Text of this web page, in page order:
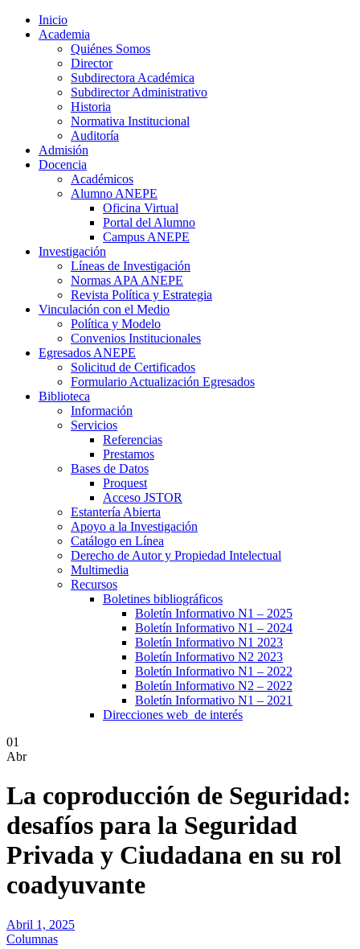
Inicio
Academia
Quiénes Somos
Director
Subdirectora Académica
Subdirector Administrativo
Historia
Normativa Institucional
Auditoría
Admisión
Docencia
Académicos
Alumno ANEPE
Oficina Virtual
Portal del Alumno
Campus ANEPE
Investigación
Líneas de Investigación
Normas APA ANEPE
Revista Política y Estrategia
Vinculación con el Medio
Política y Modelo
Convenios Institucionales
Egresados ANEPE
Solicitud de Certificados
Formulario Actualización Egresados
Biblioteca
Información
Servicios
Referencias
Prestamos
Bases de Datos
Proquest
Acceso JSTOR
Estantería Abierta
Apoyo a la Investigación
Catálogo en Línea
Derecho de Autor y Propiedad Intelectual
Multimedia
Recursos
Boletines bibliográficos
Boletín Informativo N1 – 2025
Boletín Informativo N1 – 2024
Boletín Informativo N1 2023
Boletín Informativo N2 2023
Boletín Informativo N1 – 2022
Boletín Informativo N2 – 2022
Boletín Informativo N1 – 2021
Direcciones web de interés
01
Abr
La coproducción de Seguridad:
desafíos para la Seguridad
Privada y Ciudadana en su rol
coadyuvante
Abril 1, 2025
Columnas